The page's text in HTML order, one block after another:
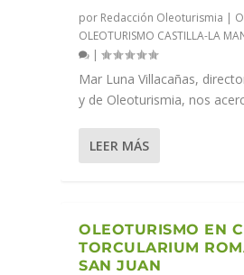
por Redacción Oleoturismia |
OLEOTURISMO CASTILLA-LA
|
Mar Luna Villacañas,
y de Oleoturismia, nos
LEER MÁS
OLEOTURISMO EN
TORCULARIUM
SAN JUAN